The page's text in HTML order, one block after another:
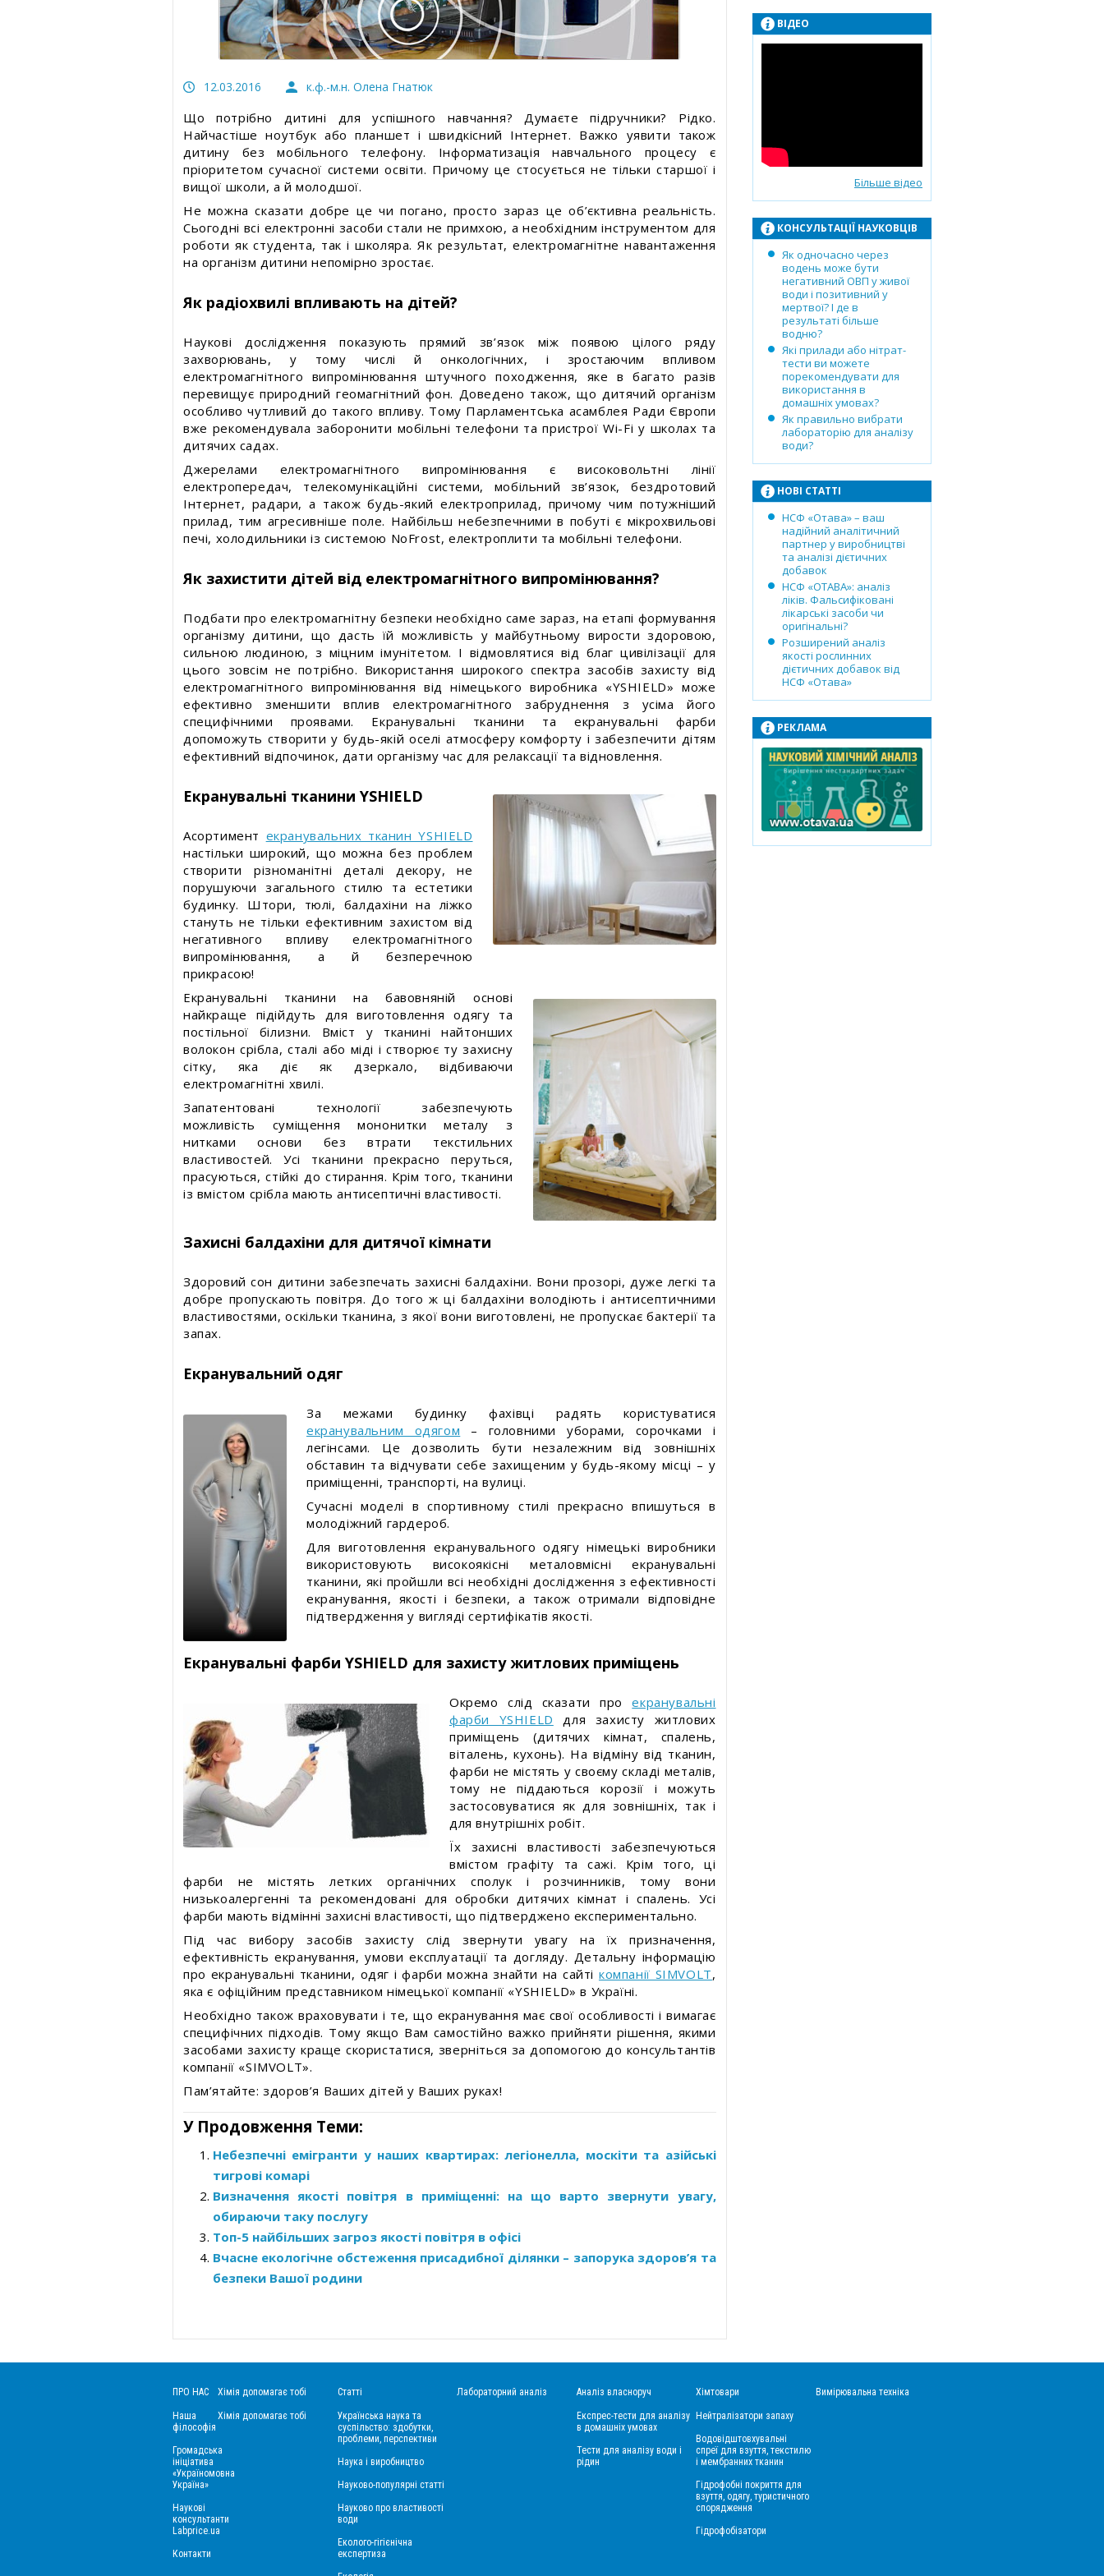
Статті про товари та послуги
Статті про вимірювальні
Відеоновини
12.03.2016 к.ф.-м.н. Олена Гнатюк
Що потрібно дитині для успішного навчання? Думаєте підручники? Рідко.
Найчастіше ноутбук або планшет і швидкісний Інтернет. Важко уявити також
дитину без мобільного телефону. Інформатизація навчального процесу є
пріоритетом сучасної системи освіти. Причому це стосується не тільки старшої і
вищої школи, а й молодшої.
Не можна сказати добре це чи погано, просто зараз це об’єктивна реальність.
Сьогодні всі електронні засоби стали не примхою, а необхідним інструментом для
роботи як студента, так і школяра. Як результат, електромагнітне навантаження
на організм дитини непомірно зростає.
Як радіохвилі впливають на дітей?
Наукові дослідження показують прямий зв’язок між появою цілого ряду
захворювань, у тому числі й онкологічних, і зростаючим впливом
електромагнітного випромінювання штучного походження, яке в багато разів
перевищує природний геомагнітний фон. Доведено також, що дитячий організм
особливо чутливий до такого впливу. Тому Парламентська асамблея Ради Європи
вже рекомендувала заборонити мобільні телефони та пристрої Wi-Fi у школах та
дитячих садах.
Джерелами електромагнітного випромінювання є високовольтні лінії
електропередач, телекомунікаційні системи, мобільний зв’язок, бездротовий
Інтернет, радари, а також будь-який електроприлад, причому чим потужніший
прилад, тим агресивніше поле. Найбільш небезпечними в побуті є мікрохвильові
печі, холодильники із системою NoFrost, електроплити та мобільні телефони.
Як захистити дітей від електромагнітного випромінювання?
Подбати про електромагнітну безпеки необхідно саме зараз, на етапі формування
організму дитини, що дасть їй можливість у майбутньому вирости здоровою,
сильною людиною, з міцним імунітетом. І відмовлятися від благ цивілізації для
цього зовсім не потрібно. Використання широкого спектра засобів захисту від
електромагнітного випромінювання від німецького виробника «YSHIELD» може
ефективно зменшити вплив електромагнітного забруднення з усіма його
специфічними проявами. Екранувальні тканини та екранувальні фарби
допоможуть створити у будь-якій оселі атмосферу комфорту і забезпечити дітям
ефективний відпочинок, дати організму час для релаксації та відновлення.
Екранувальні тканини YSHIELD
Асортимент екранувальних тканин YSHIELD
настільки широкий, що можна без проблем
створити різноманітні деталі декору, не
порушуючи загального стилю та естетики
будинку. Штори, тюлі, балдахіни на ліжко
стануть не тільки ефективним захистом від
негативного впливу електромагнітного
випромінювання, а й безперечною
прикрасою!
Екранувальні тканини на бавовняній основі
найкраще підійдуть для виготовлення одягу та
постільної білизни. Вміст у тканині найтонших
волокон срібла, сталі або міді і створює ту захисну
сітку, яка діє як дзеркало, відбиваючи
електромагнітні хвилі.
Запатентовані технології забезпечують
можливість суміщення мононитки металу з
нитками основи без втрати текстильних
властивостей. Усі тканини прекрасно перуться,
прасуються, стійкі до стирання. Крім того, тканини
із вмістом срібла мають антисептичні властивості.
Захисні балдахіни для дитячої кімнати
Здоровий сон дитини забезпечать захисні балдахіни. Вони прозорі, дуже легкі та
добре пропускають повітря. До того ж ці балдахіни володіють і антисептичними
властивостями, оскільки тканина, з якої вони виготовлені, не пропускає бактерії та
запах.
Екранувальний одяг
За межами будинку фахівці радять користуватися
екранувальним одягом – головними уборами, сорочками і
легінсами. Це дозволить бути незалежним від зовнішніх
обставин та відчувати себе захищеним у будь-якому місці – у
приміщенні, транспорті, на вулиці.
Сучасні моделі в спортивному стилі прекрасно впишуться в
молодіжний гардероб.
Для виготовлення екранувального одягу німецькі виробники
використовують високоякісні металовмісні екранувальні
тканини, які пройшли всі необхідні дослідження з ефективності
екранування, якості і безпеки, а також отримали відповідне
підтвердження у вигляді сертифікатів якості.
Екранувальні фарби YSHIELD для захисту житлових приміщень
Окремо слід сказати проекранувальні
фарби YSHIELD для захисту житлових
приміщень (дитячих кімнат, спалень,
віталень, кухонь). На відміну від тканин,
фарби не містять у своєму складі металів,
тому не піддаються корозії і можуть
застосовуватися як для зовнішніх, так і
для внутрішніх робіт.
Їх захисні властивості забезпечуються
вмістом графіту та сажі. Крім того, ці
фарби не містять летких органічних сполук і розчинників, тому вони
низькоалергенні та рекомендовані для обробки дитячих кімнат і спалень. Усі
фарби мають відмінні захисні властивості, що підтверджено експериментально.
Під час вибору засобів захисту слід звернути увагу на їх призначення,
ефективність екранування, умови експлуатації та догляду. Детальну інформацію
про екранувальні тканини, одяг і фарби можна знайти на сайті компанії SIMVOLT,
яка є офіційним представником німецької компанії «YSHIELD» в Україні.
Необхідно також враховувати і те, що екранування має свої особливості і вимагає
специфічних підходів. Тому якщо Вам самостійно важко прийняти рішення, якими
засобами захисту краще скористатися, зверніться за допомогою до консультантів
компанії «SIMVOLT».
Пам’ятайте: здоров’я Ваших дітей у Ваших руках!
У Продовження Теми:
Небезпечні емігранти у наших квартирах: легіонелла, москіти та азійські
тигрові комарі
Визначення якості повітря в приміщенні: на що варто звернути увагу,
обираючи таку послугу
Топ-5 найбільших загроз якості повітря в офісі
Вчасне екологічне обстеження присадибної ділянки – запорука здоров’я та
безпеки Вашої родини
ВІДЕО
Більше відео
КОНСУЛЬТАЦІЇ НАУКОВЦІВ
Як одночасно через
водень може бути
негативний ОВП у живої
води і позитивний у
мертвої? І де в
результаті більше
водню?
Які прилади або нітрат-
тести ви можете
порекомендувати для
використання в
домашніх умовах?
Як правильно вибрати
лабораторію для аналізу
води?
НОВІ СТАТТІ
НСФ «Отава» – ваш
надійний аналітичний
партнер у виробництві
та аналізі дієтичних
добавок
НСФ «ОТАВА»: аналіз
ліків. Фальсифіковані
лікарські засоби чи
оригінальні?
Розширений аналіз
якості рослинних
дієтичних добавок від
НСФ «Отава»
РЕКЛАМА
ПРО НАС
Наша
філософія
Громадська
ініціатива
«Україномовна
Україна»
Наукові
консультанти
Labprice.ua
Контакти
Хімія допомагає тобі
Хімія допомагає тобі
Статті
Українська наука та
суспільство: здобутки,
проблеми, перспективи
Наука і виробництво
Науково-популярні статті
Науково про властивості
води
Еколого-гігієнічна
експертиза
Лабораторний аналіз Аналіз власноруч
Експрес-тести для аналізу
в домашніх умовах
Тести для аналізу води і
рідин
Хімтовари
Нейтралізатори запаху
Водовідштовхувальні
спреї для взуття, текстилю
і мембранних тканин
Гідрофобні покриття для
взуття, одягу, туристичного
спорядження
Гідрофобізатори
Вимірювальна техніка